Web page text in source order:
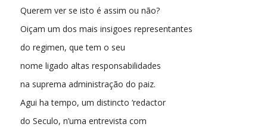
Querem ver se isto é assim ou não?
Oiçam um dos mais insigoes representantes
do regimen, que tem o seu
nome ligado altas responsabilidades
na suprema administração do paiz.
Agui ha tempo, um distincto ‘redactor
do Seculo, n’uma entrevista com